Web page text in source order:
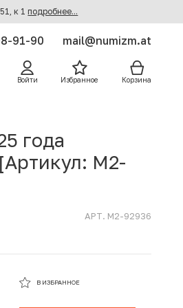
к 1 подробнее...
91-90 mail@numizm.at
Войти Избранное Корзина
года
M2-
АРТ. M2-92936
В ИЗБРАННОЕ